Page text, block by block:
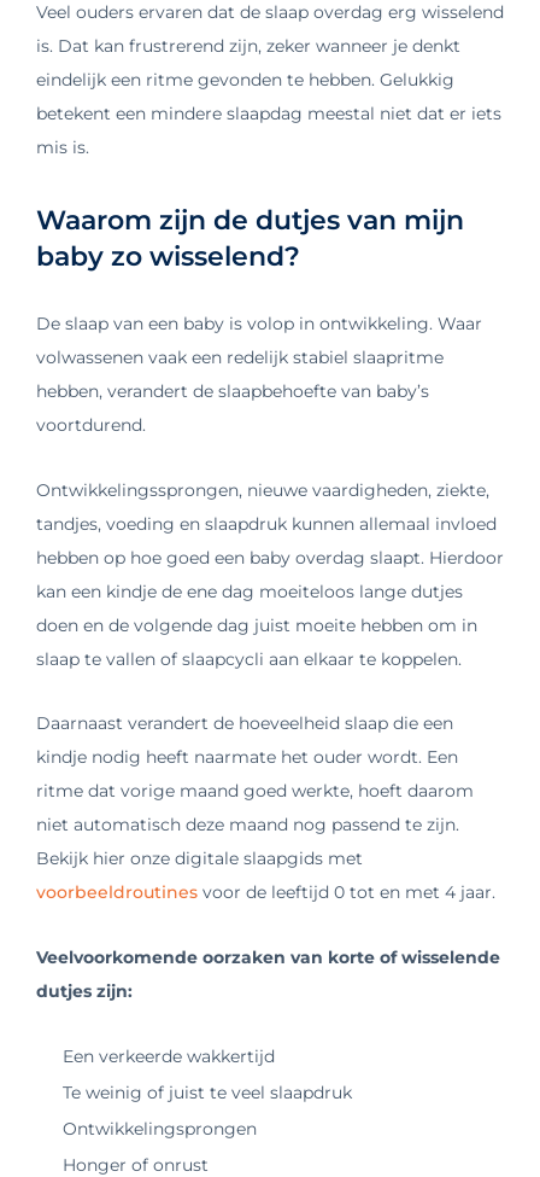
Veel ouders ervaren dat de slaap overdag erg wisselend
is. Dat kan frustrerend zijn, zeker wanneer je denkt
eindelijk een ritme gevonden te hebben. Gelukkig
betekent een mindere slaapdag meestal niet dat er iets
mis is.
Waarom zijn de dutjes van mijn
baby zo wisselend?
De slaap van een baby is volop in ontwikkeling. Waar
volwassenen vaak een redelijk stabiel slaapritme
hebben, verandert de slaapbehoefte van baby’s
voortdurend.
Ontwikkelingssprongen, nieuwe vaardigheden, ziekte,
tandjes, voeding en slaapdruk kunnen allemaal invloed
hebben op hoe goed een baby overdag slaapt. Hierdoor
kan een kindje de ene dag moeiteloos lange dutjes
doen en de volgende dag juist moeite hebben om in
slaap te vallen of slaapcycli aan elkaar te koppelen.
Daarnaast verandert de hoeveelheid slaap die een
kindje nodig heeft naarmate het ouder wordt. Een
ritme dat vorige maand goed werkte, hoeft daarom
niet automatisch deze maand nog passend te zijn.
Bekijk hier onze digitale slaapgids met
voorbeeldroutines voor de leeftijd 0 tot en met 4 jaar.
Veelvoorkomende oorzaken van korte of wisselende
dutjes zijn:
Een verkeerde wakkertijd
Te weinig of juist te veel slaapdruk
Ontwikkelingsprongen
Honger of onrust